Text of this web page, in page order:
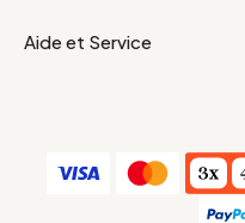
Aide et Service